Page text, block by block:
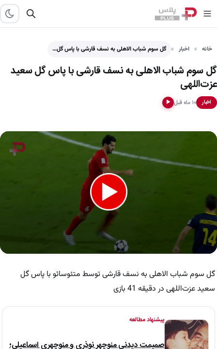
خانه اخبار گل سوم شباب الاهلی به نسف قارشی با پاس گل…
گل سوم شباب الاهلی به نسف قارشی با پاس گل سعید
عزت‌اللهی
اخبار ۱۰ ماه قبل ▶
seconds
گل سوم شباب الاهلی به نسف قارشی توسط متئوسائو با پاس گل
سعید عزت‌اللهی در دقیقه 41 بازی
پیشنهاد مطالعه
صمیمت دیدنی منوچهر نوذری و منوچهری اسماعیلی؛